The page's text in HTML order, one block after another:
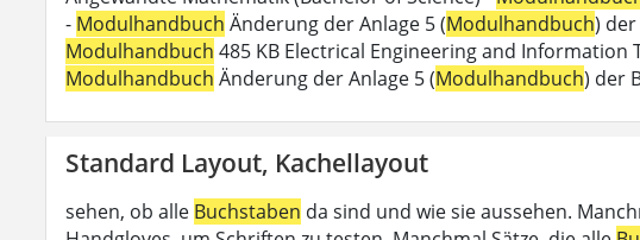
- Modulhandbuch Änderung der Anlage 5 (Modulhandbuch)
Modulhandbuch 485 KB Electrical Engineering and
Modulhandbuch Änderung der Anlage 5 (Modulhandbuch) der
Standard Layout, Kachellayout
sehen, ob alle Buchstaben da sind und wie sie aussehen.